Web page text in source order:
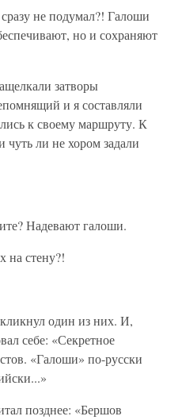
не подумал?! Галоши
но и сохраняют
затворы
и я составляли
к своему маршруту. К
ли не хором задали
Надевают галоши.
на стену?!
один из них. И,
себе: «Секретное
«Галоши» по-русски
позднее: «Бершов